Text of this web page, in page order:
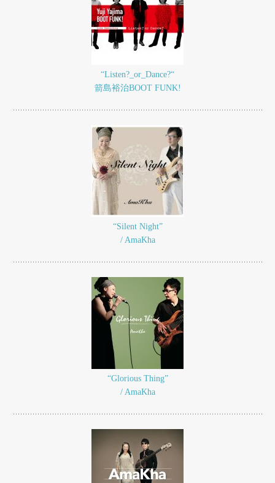
“Listen?_or_Dance?“
箭島裕治BOOT FUNK!
“Silent Night”
/ AmaKha
“Glorious Thing”
/ AmaKha